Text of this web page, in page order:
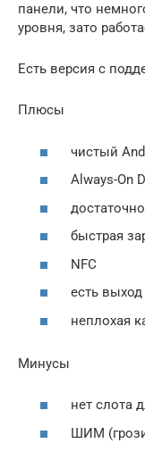
панели, что
уровня, зато
Есть версия с
Плюсы
чистый
Always-On
быстрая
NFC
есть
неплохая
Минусы
нет слота
ШИМ